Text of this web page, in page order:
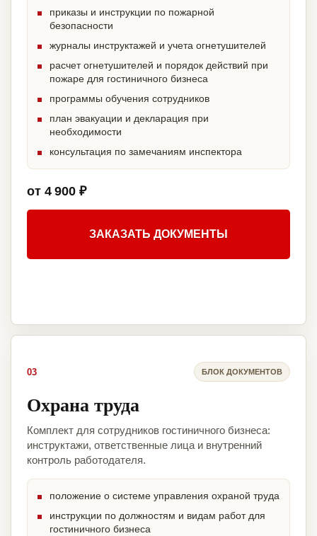
приказы и инструкции по пожарной
безопасности
журналы инструктажей и учета огнетушителей
расчет огнетушителей и порядок действий при
пожаре для гостиничного бизнеса
программы обучения сотрудников
план эвакуации и декларация при
необходимости
консультация по замечаниям инспектора
от 4 900 ₽
ЗАКАЗАТЬ ДОКУМЕНТЫ
03 БЛОК ДОКУМЕНТОВ
Охрана труда
Комплект для сотрудников гостиничного бизнеса:
инструктажи, ответственные лица и внутренний
контроль работодателя.
положение о системе управления охраной труда
инструкции по должностям и видам работ для
гостиничного бизнеса